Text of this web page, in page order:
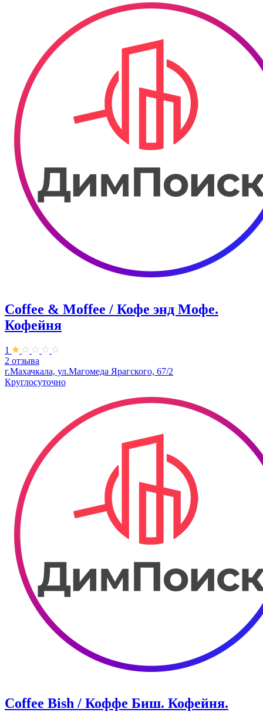
Coffee & Moffee / Кофе энд Мофе.
Кофейня
1
2 отзыва
г.Махачкала, ​ул.Магомеда Ярагского, 67/2
Круглосуточно
Coffee Bish / Коффе Биш. Кофейня.